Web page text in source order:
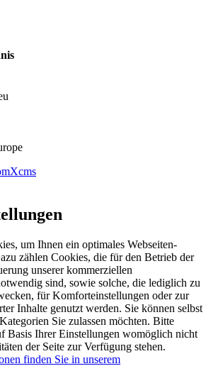
um Ihnen ein optimales Webseiten-
zählen Cookies, die für den Betrieb der
unserer kommerziellen
sind, sowie solche, die lediglich zu
für Komforteinstellungen oder zur
Inhalte genutzt werden. Sie können selbst
Sie zulassen möchten. Bitte
Basis Ihrer Einstellungen womöglich nicht
der Seite zur Verfügung stehen.
finden Sie in unserem